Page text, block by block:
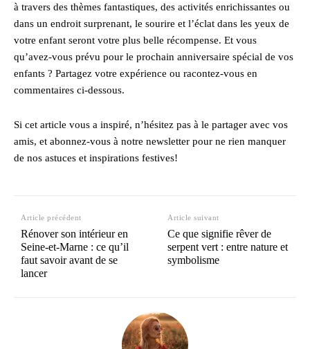
à travers des thèmes fantastiques, des activités enrichissantes ou
dans un endroit surprenant, le sourire et l’éclat dans les yeux de
votre enfant seront votre plus belle récompense. Et vous
qu’avez-vous prévu pour le prochain anniversaire spécial de vos
enfants ? Partagez votre expérience ou racontez-vous en
commentaires ci-dessous.
Si cet article vous a inspiré, n’hésitez pas à le partager avec vos
amis, et abonnez-vous à notre newsletter pour ne rien manquer
de nos astuces et inspirations festives!
Article précédent
Rénover son intérieur en
Seine-et-Marne : ce qu’il
faut savoir avant de se
lancer
Article suivant
Ce que signifie rêver de
serpent vert : entre nature et
symbolisme